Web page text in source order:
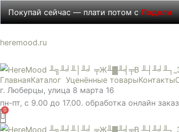
Покупай сейчас — плати потом сПодели
heremood.ru
ГлавнаяКаталог Уценённые товарыКонтакты
г. Люберцы, улица 8 марта 16
пн-пт, с 9.00 до 17.00. обработка онлайн
Поиск
товаров
Диапазон
цен:
Диапазон
цен:
Диапазон
цен:
Диапазон
цен: